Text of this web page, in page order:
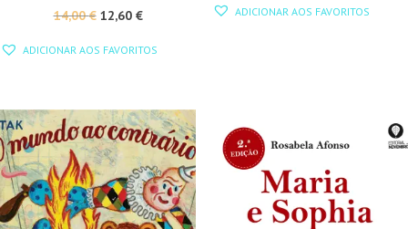
14,00€ O
14,00 €.
12,60 €O
12,60 €.
ADICIONAR AOS FAVORITOS
ADICIONAR AOS FAVORITOS
PROMOÇÃO! PROMOÇÃO!